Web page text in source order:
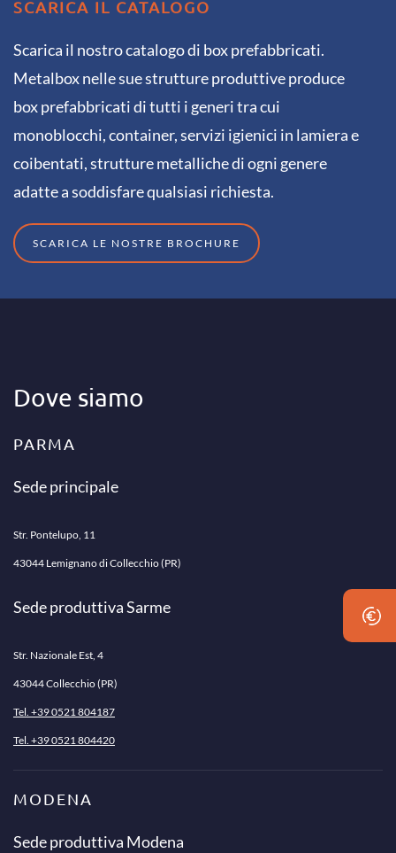
SCARICA IL CATALOGO
Scarica il nostro catalogo di box prefabbricati.
Metalbox nelle sue strutture produttive produce
box prefabbricati di tutti i generi tra cui
monoblocchi, container, servizi igienici in lamiera e
coibentati, strutture metalliche di ogni genere
adatte a soddisfare qualsiasi richiesta.
SCARICA LE NOSTRE BROCHURE
Dove siamo
PARMA
Sede principale
Str. Pontelupo, 11
43044 Lemignano di Collecchio (PR)
Sede produttiva Sarme
Str. Nazionale Est, 4
43044 Collecchio (PR)
Tel. +39 0521 804187
Tel. +39 0521 804420
MODENA
Sede produttiva Modena